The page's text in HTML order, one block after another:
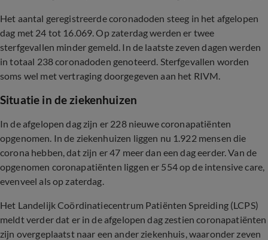
Het aantal geregistreerde coronadoden steeg in het afgelopen
dag met 24 tot 16.069. Op zaterdag werden er twee
sterfgevallen minder gemeld. In de laatste zeven dagen werden
in totaal 238 coronadoden genoteerd. Sterfgevallen worden
soms wel met vertraging doorgegeven aan het RIVM.
Situatie in de ziekenhuizen
In de afgelopen dag zijn er 228 nieuwe coronapatiënten
opgenomen. In de ziekenhuizen liggen nu 1.922 mensen die
corona hebben, dat zijn er 47 meer dan een dag eerder. Van de
opgenomen coronapatiënten liggen er 554 op de intensive care,
evenveel als op zaterdag.
Het Landelijk Coördinatiecentrum Patiënten Spreiding (LCPS)
meldt verder dat er in de afgelopen dag zestien coronapatiënten
zijn overgeplaatst naar een ander ziekenhuis, waaronder zeven